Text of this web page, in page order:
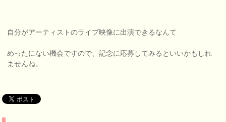
自分がアーティストのライブ映像に出演できるなんて
めったにない機会ですので、記念に応募してみるといいかもしれ
ませんね。